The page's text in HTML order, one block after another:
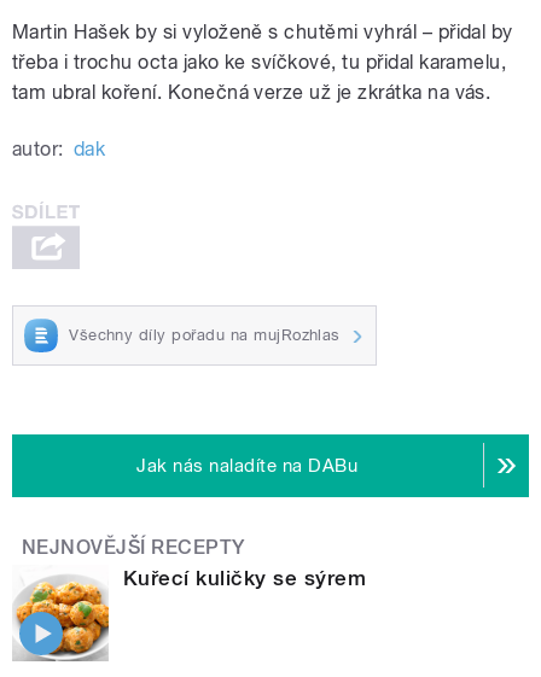
Martin Hašek by si vyloženě s chutěmi vyhrál – přidal by
třeba i trochu octa jako ke svíčkové, tu přidal karamelu,
tam ubral koření. Konečná verze už je zkrátka na vás.
autor: dak
Všechny díly pořadu na mujRozhlas
Jak nás naladíte na DABu
NEJNOVĚJŠÍ RECEPTY
Kuřecí kuličky se sýrem